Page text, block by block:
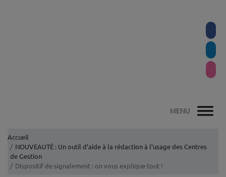
Accueil
NOUVEAUTÉ : Un outil d’aide à la rédaction à l’usage des Centres
de Gestion
Dispositif de signalement : on vous explique tout !